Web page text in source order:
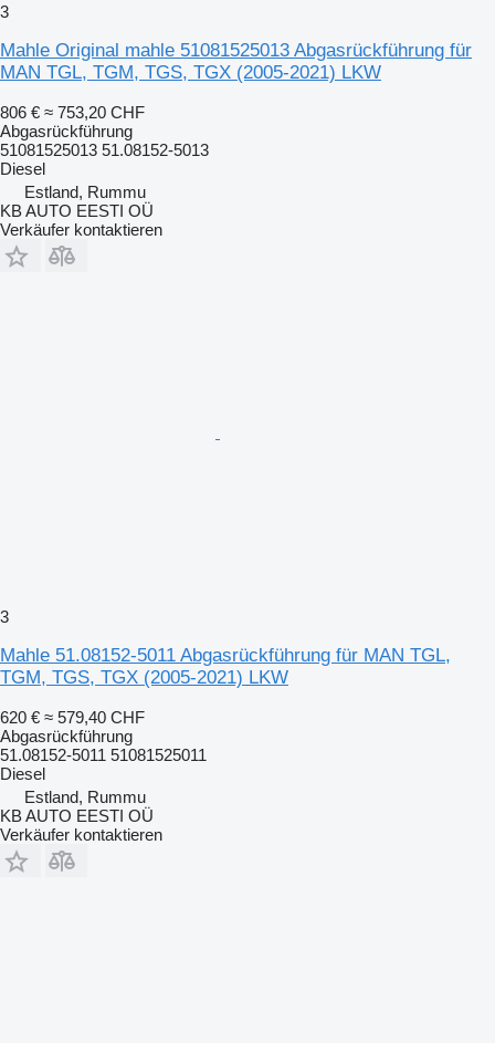
3
Mahle Original mahle 51081525013 Abgasrückführung für
MAN TGL, TGM, TGS, TGX (2005-2021) LKW
806 € ≈ 753,20 CHF
Abgasrückführung
51081525013 51.08152-5013
Diesel
Estland, Rummu
KB AUTO EESTI OÜ
Verkäufer kontaktieren
3
Mahle 51.08152-5011 Abgasrückführung für MAN TGL,
TGM, TGS, TGX (2005-2021) LKW
620 € ≈ 579,40 CHF
Abgasrückführung
51.08152-5011 51081525011
Diesel
Estland, Rummu
KB AUTO EESTI OÜ
Verkäufer kontaktieren